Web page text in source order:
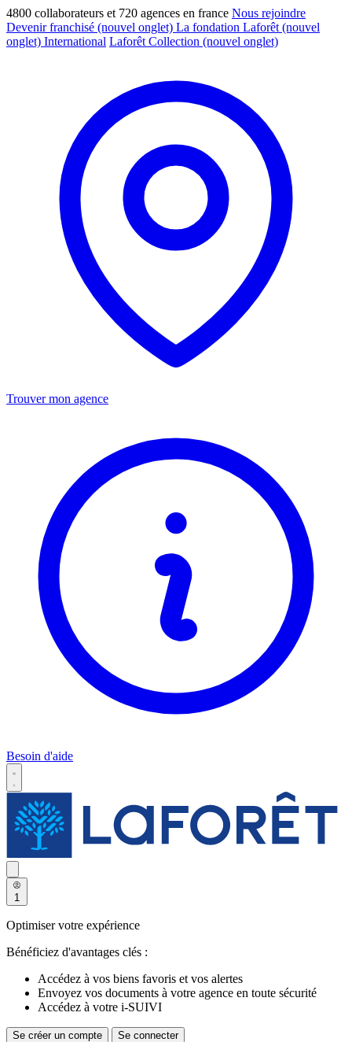
4800 collaborateurs et 720 agences en france Nous rejoindre
Devenir franchisé (nouvel onglet) La fondation Laforêt (nouvel
onglet) International Laforêt Collection (nouvel onglet)
Trouver mon agence
Besoin d'aide
1
Optimiser votre expérience
Bénéficiez d'avantages clés :
Accédez à vos biens favoris et vos alertes
Envoyez vos documents à votre agence en toute sécurité
Accédez à votre i-SUIVI
Se créer un compte Se connecter